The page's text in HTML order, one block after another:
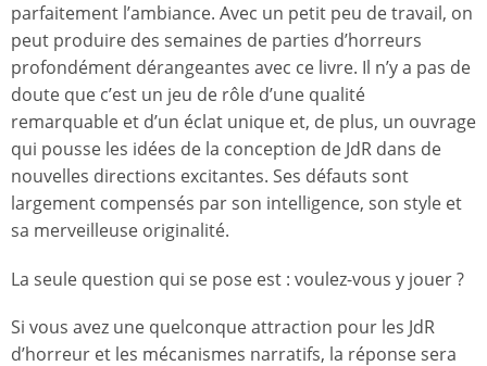
parfaitement l’ambiance. Avec un petit peu de travail, on
peut produire des semaines de parties d’horreurs
profondément dérangeantes avec ce livre. Il n’y a pas de
doute que c’est un jeu de rôle d’une qualité
remarquable et d’un éclat unique et, de plus, un ouvrage
qui pousse les idées de la conception de JdR dans de
nouvelles directions excitantes. Ses défauts sont
largement compensés par son intelligence, son style et
sa merveilleuse originalité.
La seule question qui se pose est : voulez-vous y jouer ?
Si vous avez une quelconque attraction pour les JdR
d’horreur et les mécanismes narratifs, la réponse sera